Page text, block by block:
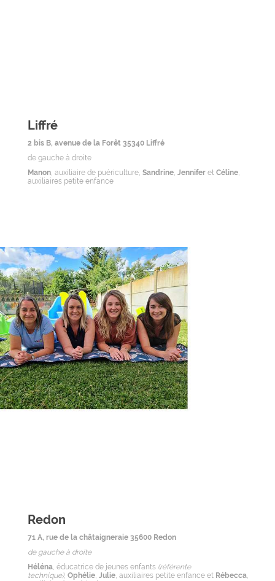
Liffré
2 bis B, avenue de la Forêt 35340 Liffré
de gauche à droite
Manon , auxiliaire de puériculture, Sandrine Jennifer et Céline
auxiliaires petite enfance
Redon
71 A, rue de la châtaigneraie 35600 Redon
de gauche à droite
Héléna , éducatrice de jeunes enfants (référente
technique), Ophélie Julie , auxiliaires petite enfance et Rébecca